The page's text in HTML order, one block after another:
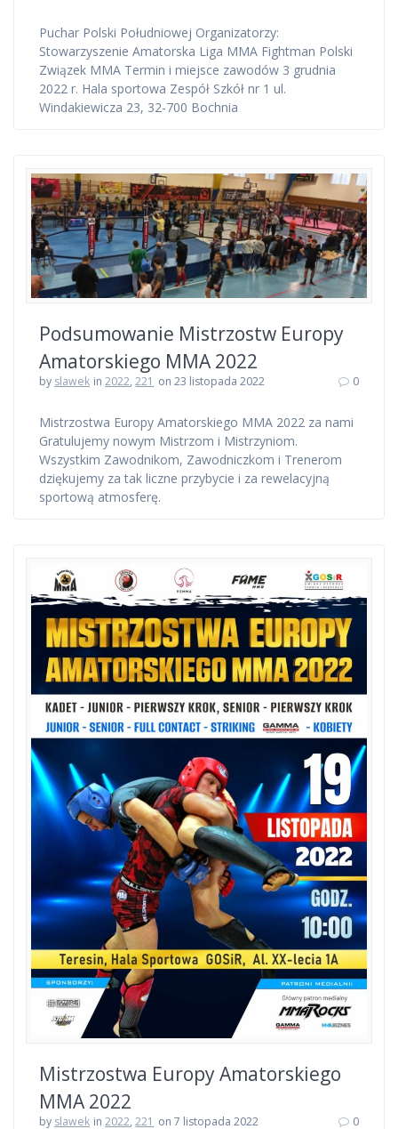
Puchar Polski Południowej Organizatorzy:
Stowarzyszenie Amatorska Liga MMA Fightman Polski
Związek MMA Termin i miejsce zawodów 3 grudnia
2022 r. Hala sportowa Zespół Szkół nr 1 ul.
Windakiewicza 23, 32-700 Bochnia
Podsumowanie Mistrzostw Europy
Amatorskiego MMA 2022
by slawek in2022,221 on 23 listopada 2022 0
Mistrzostwa Europy Amatorskiego MMA 2022 za nami
Gratulujemy nowym Mistrzom i Mistrzyniom.
Wszystkim Zawodnikom, Zawodniczkom i Trenerom
dziękujemy za tak liczne przybycie i za rewelacyjną
sportową atmosferę.
Mistrzostwa Europy Amatorskiego
MMA 2022
by slawek in2022,221 on 7 listopada 2022 0